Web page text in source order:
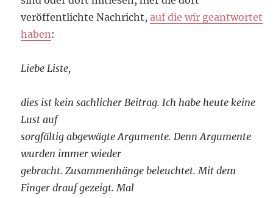
veröffentlichte Nachricht,auf die wir geantwortet
haben:
Liebe Liste,
dies ist kein sachlicher Beitrag. Ich habe heute keine
Lust auf
sorgfältig abgewägte Argumente. Denn Argumente
wurden immer wieder
gebracht. Zusammenhänge beleuchtet. Mit dem
Finger drauf gezeigt. Mal